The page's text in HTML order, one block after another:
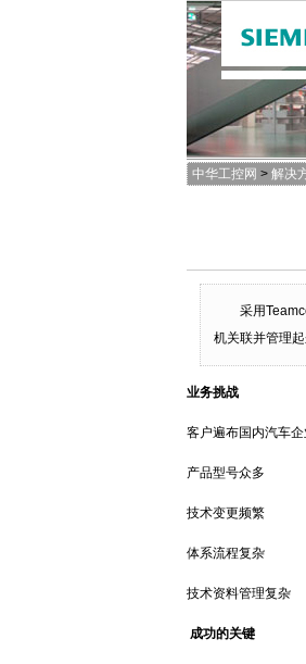
中华工控网 > 解决
采用
机关联并管理
业务挑战
客户遍布国内汽车
产品型号众多
技术变更频繁
体系流程复杂
技术资料管理复杂
成功的关键